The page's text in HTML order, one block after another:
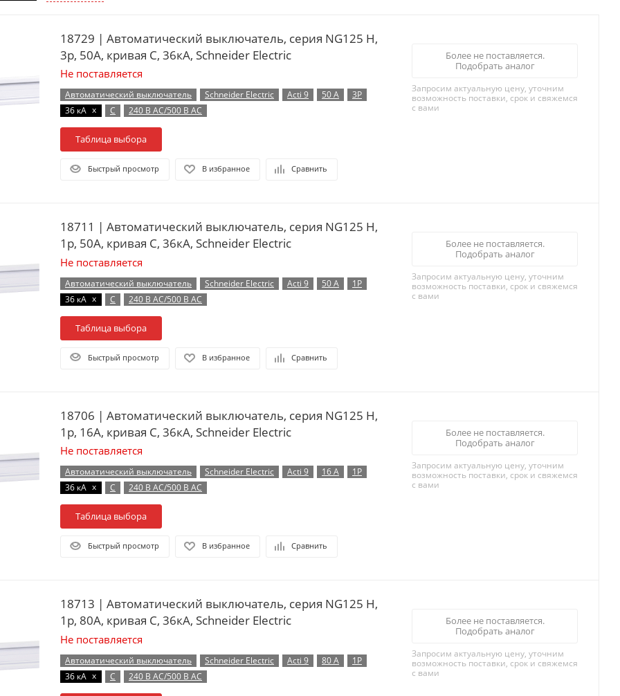
18729 | Автоматический выключатель, серия NG125 H,
3p, 50А, кривая C, 36кА, Schneider Electric
Не поставляется
Автоматический выключатель Schneider Electric Acti 9 50 А
3P
36 кА x C 240 В AC/500 В AC
Таблица выбора
Быстрый просмотр В избранное Сравнить
Более не поставляется.
Подобрать аналог
Запросим актуальную цену, уточним
возможность поставки, срок и свяжемся
с вами
18711 | Автоматический выключатель, серия NG125 H,
1p, 50А, кривая C, 36кА, Schneider Electric
Не поставляется
Автоматический выключатель Schneider Electric Acti 9 50 А
1P
36 кА x C 240 В AC/500 В AC
Таблица выбора
Быстрый просмотр В избранное Сравнить
Более не поставляется.
Подобрать аналог
Запросим актуальную цену, уточним
возможность поставки, срок и свяжемся
с вами
18706 | Автоматический выключатель, серия NG125 H,
1p, 16А, кривая C, 36кА, Schneider Electric
Не поставляется
Автоматический выключатель Schneider Electric Acti 9 16 А
1P
36 кА x C 240 В AC/500 В AC
Таблица выбора
Быстрый просмотр В избранное Сравнить
Более не поставляется.
Подобрать аналог
Запросим актуальную цену, уточним
возможность поставки, срок и свяжемся
с вами
18713 | Автоматический выключатель, серия NG125 H,
1p, 80А, кривая C, 36кА, Schneider Electric
Не поставляется
Автоматический выключатель Schneider Electric Acti 9 80 А
1P
36 кА x C 240 В AC/500 В AC
Более не поставляется.
Подобрать аналог
Запросим актуальную цену, уточним
возможность поставки, срок и свяжемся
с вами